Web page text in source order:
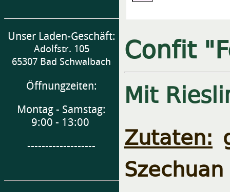
Unser Laden-Geschäft:
Adolfstr. 105
65307 Bad Schwalbach
Öffnungzeiten:
Montag - Samstag:
9:00 - 13:00
-------------------
Confit
Mit
Zutaten: